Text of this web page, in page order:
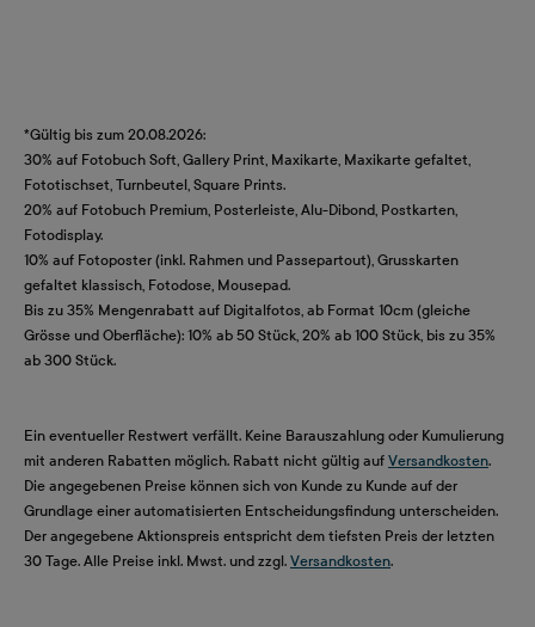
*Gültig bis zum 20.08.2026:
30% auf Fotobuch Soft, Gallery Print, Maxikarte, Maxikarte gefaltet,
Fototischset, Turnbeutel, Square Prints.
20% auf Fotobuch Premium, Posterleiste, Alu-Dibond, Postkarten,
Fotodisplay.
10% auf Fotoposter (inkl. Rahmen und Passepartout), Grusskarten
gefaltet klassisch, Fotodose, Mousepad.
Bis zu 35% Mengenrabatt auf Digitalfotos, ab Format 10cm (gleiche
Grösse und Oberfläche): 10% ab 50 Stück, 20% ab 100 Stück, bis zu 35%
ab 300 Stück.
Ein eventueller Restwert verfällt. Keine Barauszahlung oder Kumulierung
mit anderen Rabatten möglich. Rabatt nicht gültig auf Versandkosten.
Die angegebenen Preise können sich von Kunde zu Kunde auf der
Grundlage einer automatisierten Entscheidungsfindung unterscheiden.
Der angegebene Aktionspreis entspricht dem tiefsten Preis der letzten
30 Tage. Alle Preise inkl. Mwst. und zzgl. Versandkosten.